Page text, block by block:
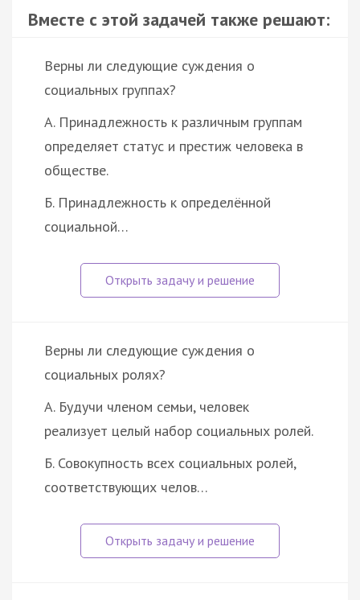
Вместе с этой задачей также решают:
Верны ли следующие суждения о
социальных группах?
А. Принадлежность к различным группам
определяет статус и престиж человека в
обществе.
Б. Принадлежность к определённой
социальной…
Верны ли следующие суждения о
социальных ролях?
А. Будучи членом семьи, человек
реализует целый набор социальных ролей.
Б. Совокупность всех социальных ролей,
соответствующих челов…